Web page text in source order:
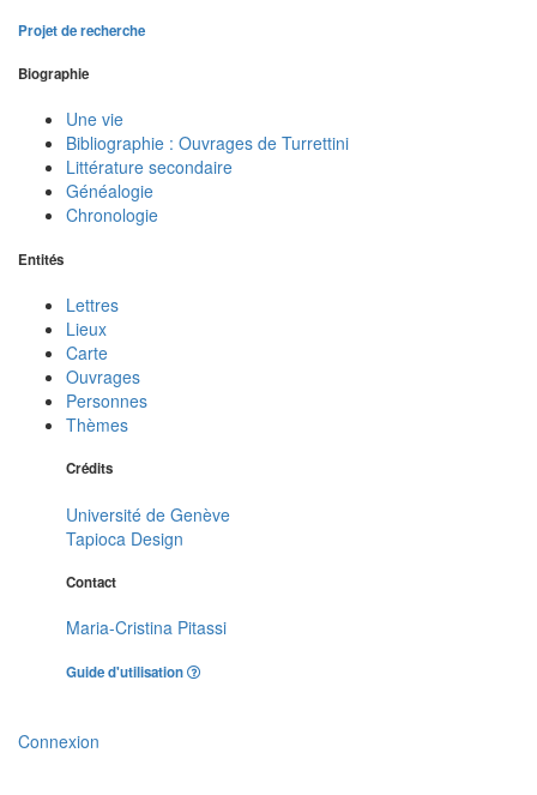
Projet de recherche
Biographie
Une vie
Bibliographie : Ouvrages de Turrettini
Littérature secondaire
Généalogie
Chronologie
Entités
Lettres
Lieux
Carte
Ouvrages
Personnes
Thèmes
Crédits
Université de Genève
Tapioca Design
Contact
Maria-Cristina Pitassi
Guide d'utilisation
Connexion